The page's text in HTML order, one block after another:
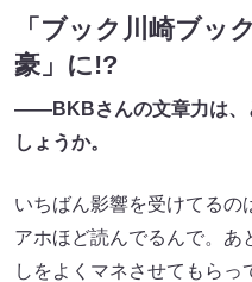
「ブック川崎ブッ
豪」に!?
――BKBさんの文章力は、
しょうか。
いちばん影響を受けてるの
アホほど読んでるんで。あ
しをよくマネさせてもら